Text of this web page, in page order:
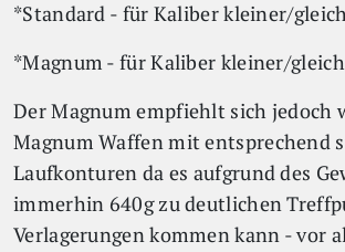
*Standard - für Kaliber kleiner/
*Magnum - für Kaliber kleiner/
Der Magnum empfiehlt sich jedoch
Magnum Waffen mit entsprechend
Laufkonturen da es aufgrund des
immerhin 640g zu deutlichen
Verlagerungen kommen kann - vor